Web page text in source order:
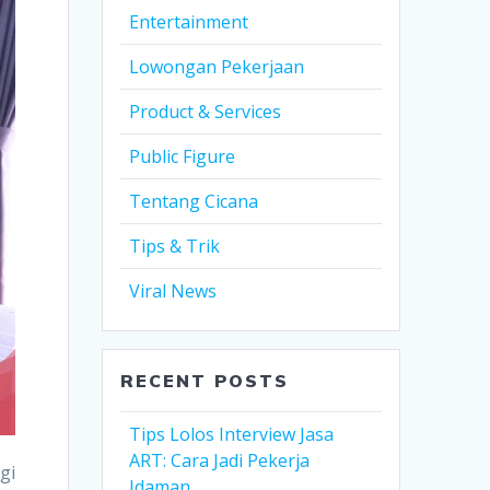
Entertainment
Lowongan Pekerjaan
Product & Services
Public Figure
Tentang Cicana
Tips & Trik
Viral News
RECENT POSTS
Tips Lolos Interview Jasa
ART: Cara Jadi Pekerja